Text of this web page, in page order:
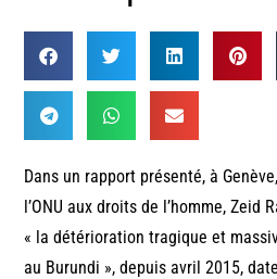
Dans un rapport présenté, à
l’ONU aux droits de l’homme, Zeid
« la détérioration tragique et
au Burundi », depuis avril 2015,